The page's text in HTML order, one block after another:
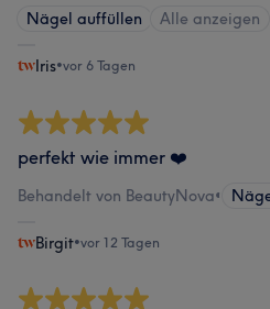
Nägel auffüllen
Alle anzeigen
Iris•vor 6 Tagen
perfekt wie immer ❤️
Behandelt von BeautyNova•
Birgit•vor 12 Tagen